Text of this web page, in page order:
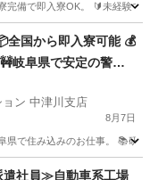
備で即入寮OK。 🔰未経験
全国から即入寮可能 💰
岐阜県で安定の警備
り会社補助 🔰未経験
ら便利なWeb面接 💸
ン 中津川支店
8月7日
で住み込みのお仕事。 📚研
社員≫自動車系工場